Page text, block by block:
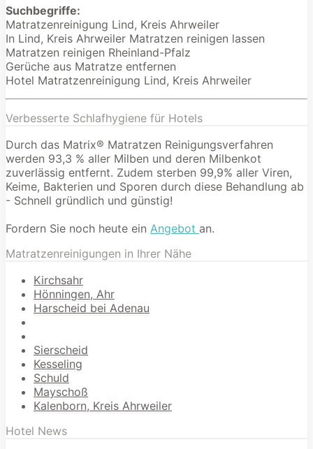
Suchbegriffe:
Matratzenreinigung Lind, Kreis Ahrweiler
In Lind, Kreis Ahrweiler Matratzen reinigen lassen
Matratzen reinigen Rheinland-Pfalz
Gerüche aus Matratze entfernen
Hotel Matratzenreinigung Lind, Kreis Ahrweiler
Verbesserte Schlafhygiene für Hotels
Durch das Matrix® Matratzen Reinigungsverfahren
werden 93,3 % aller Milben und deren Milbenkot
zuverlässig entfernt. Zudem sterben 99,9% aller Viren,
Keime, Bakterien und Sporen durch diese Behandlung ab
- Schnell gründlich und günstig!
Fordern Sie noch heute ein Angebot an.
Matratzenreinigungen in Ihrer Nähe
Kirchsahr
Hönningen, Ahr
Harscheid bei Adenau
Sierscheid
Kesseling
Schuld
Mayschoß
Kalenborn, Kreis Ahrweiler
Hotel News